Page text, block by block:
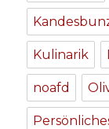
Kulinarik
noafd